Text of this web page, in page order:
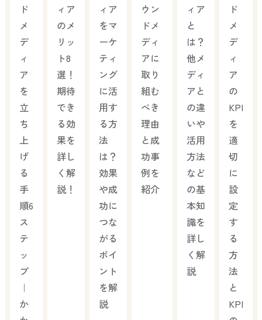
ド
メ
デ
ィ
ア
を
立
ち
上
げ
る
手
順6
ス
テ
ッ
プ
｜
か
ィア
のメ
リッ
ト8
選！
期待
でき
る効
果を
詳し
く解
説！
ィア
をマ
ーケ
ティ
ング
に活
用す
る方
法
は？
効果
や成
功に
つな
がる
ポイ
ント
を解
説
ウン
ドメ
ディ
アに
取り
組む
べき
理由
と成
功事
例を
紹介
ィア
と
は？
他メ
ディ
アと
の違
いや
活用
方法
など
の基
本知
識を
詳し
く解
説
ド
メ
デ
ィ
ア
の
KPI
を
適
切
に
設
定
す
る
方
法
と
KPI